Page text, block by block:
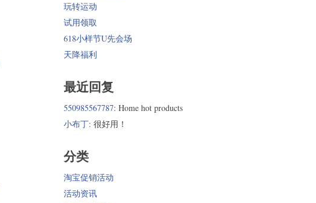
玩转运动
试用领取
618小样节U先会场
天降福利
最近回复
550985567787: Home hot products
小布丁: 很好用！
分类
淘宝促销活动
活动资讯